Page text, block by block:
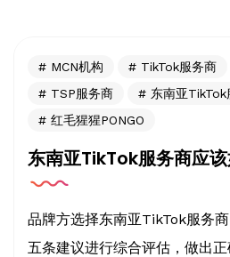
MCN机构 TikTok服务商
TSP服务商
东南亚TikTok
红毛猩猩PONGO
东南亚TikTok服务商应
品牌方选择东南亚TikTok服务
五条建议进行综合评估，做出